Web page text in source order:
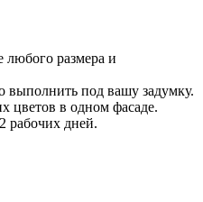
любого размера и
выполнить под вашу задумку.
цветов в одном фасаде.
рабочих дней.